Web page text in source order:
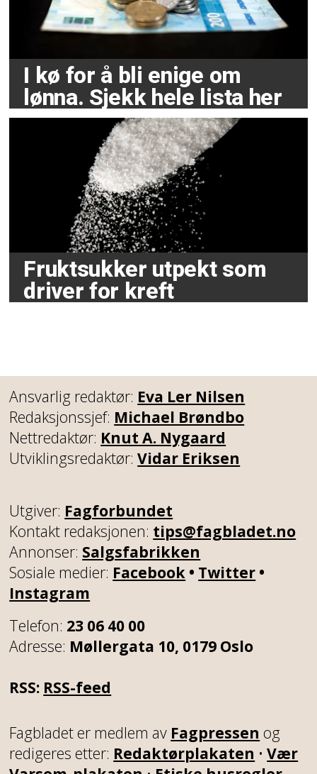
I kø for å bli enige om
lønna. Sjekk hele lista her
Fruktsukker utpekt som
driver for kreft
Ansvarlig redaktør: Eva Ler Nilsen
Redaksjonssjef: Michael Brøndbo
Nettredaktør: Knut A. Nygaard
Utviklingsredaktør:Vidar Eriksen
Utgiver: Fagforbundet
Kontakt redaksjonen: tips@fagbladet.no
Annonser: Salgsfabrikken
Sosiale medier: Facebook • Twitter •
Instagram
Telefon: 23 06 40 00
Adresse: Møllergata 10, 0179 Oslo
RSS: RSS-feed
Fagbladet er medlem av Fagpressen og
redigeres etter: Redaktørplakaten • Vær